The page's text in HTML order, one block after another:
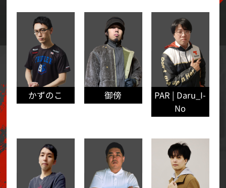
かずのこ 御傍 PAR | Daru_I-
No